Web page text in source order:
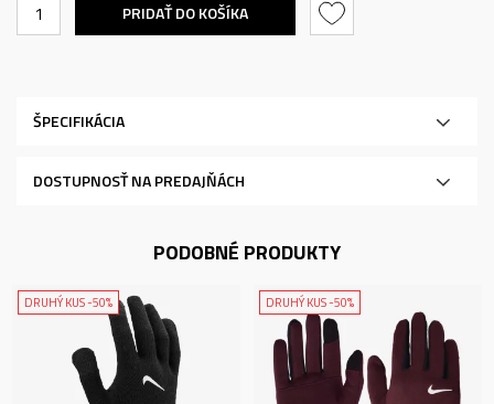
PRIDAŤ DO KOŠÍKA
ŠPECIFIKÁCIA
DOSTUPNOSŤ NA PREDAJŇÁCH
PODOBNÉ PRODUKTY
DRUHÝ KUS -50% DRUHÝ KUS -50%